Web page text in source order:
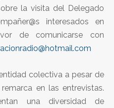
la visita del Delegado
interesados en
de comunicarse con
colectiva a pesar de
en las entrevistas.
una diversidad de